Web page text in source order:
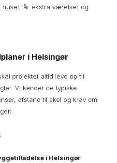
huset får ekstra værelser og
i Helsingør
projektet altid leve op til
Vi kender de typiske
afstand til skel og krav om
i Helsingør